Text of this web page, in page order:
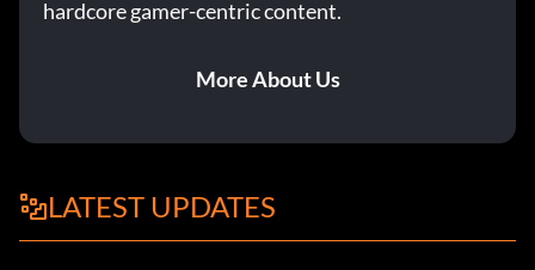
hardcore gamer-centric content.
More About Us
LATEST UPDATES